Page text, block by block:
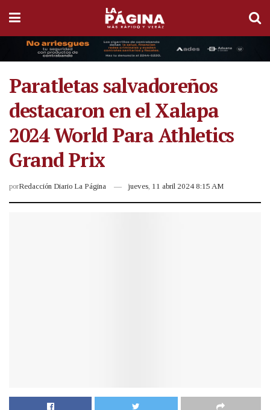
Paratletas salvadoreños
destacaron en el Xalapa
2024 World Para Athletics
Grand Prix
porRedacción Diario La Página jueves, 11 abril 2024 8:15 AM